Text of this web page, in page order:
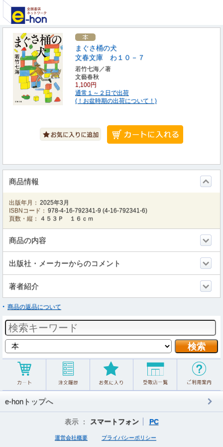
まぐさ桶の犬
文春文庫 わ１０－７
若竹七海／著
文藝春秋
1,100円
通常１～２日で出荷
(！お盆時期の出荷について！)
商品情報
出版年月： 2025年3月
ISBNコード： 978-4-16-792341-9 (4-16-792341-6)
頁数・縦：
４５３Ｐ １６ｃｍ
商品の内容
出版社・メーカーからのコメント
著者紹介
商品の返品について
e-honトップへ
表示 ： スマートフォン PC
運営会社概要 プライバシーポリシー